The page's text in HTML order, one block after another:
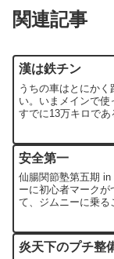
関連記事
漢は鉄チン
うちの車はとにか
い。いまメインで使
すでに13万キロであ
安全第一
仙腸関節塾第五期
ーに初心者マーク
て、ジムニーに乗る
炎天下のプチ整